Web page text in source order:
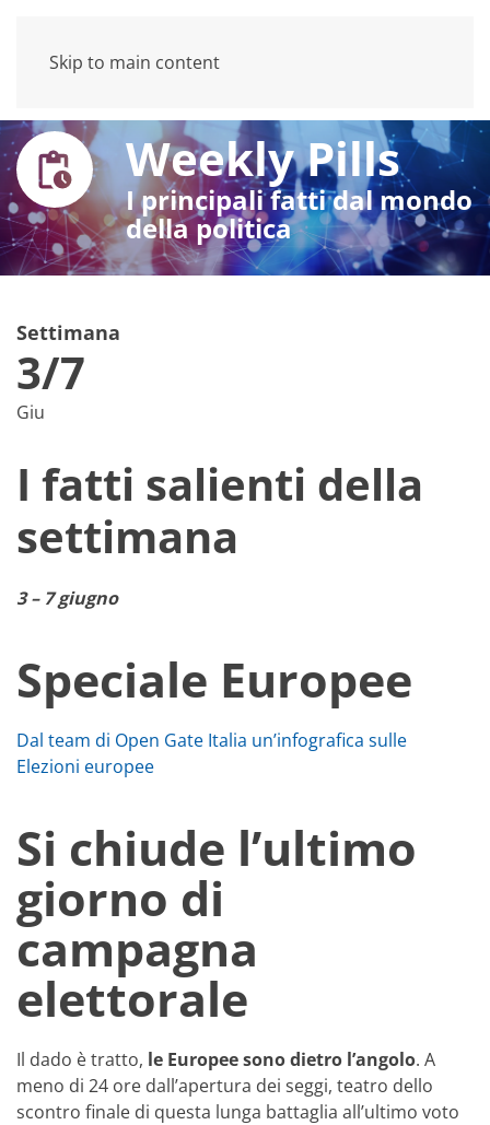
Skip to main content
Weekly Pills
I principali fatti dal mondo
della politica
Settimana
3/7
Giu
I fatti salienti della
settimana
3 – 7 giugno
Speciale Europee
Dal team di Open Gate Italia un’infografica sulle
Elezioni europee
Si chiude l’ultimo
giorno di
campagna
elettorale
Il dado è tratto, le Europee sono dietro l’angolo. A
meno di 24 ore dall’apertura dei seggi, teatro dello
scontro finale di questa lunga battaglia all’ultimo voto